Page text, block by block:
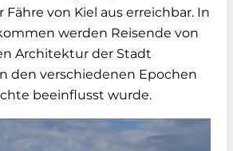
von Kiel aus erreichbar. In
werden Reisende von
Architektur der Stadt
den verschiedenen Epochen
beeinflusst wurde.